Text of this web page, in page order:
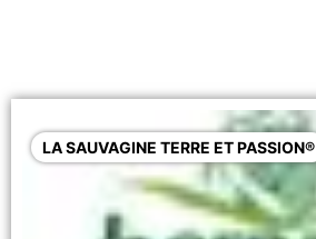
LA SAUVAGINE TERRE ET PASSION®